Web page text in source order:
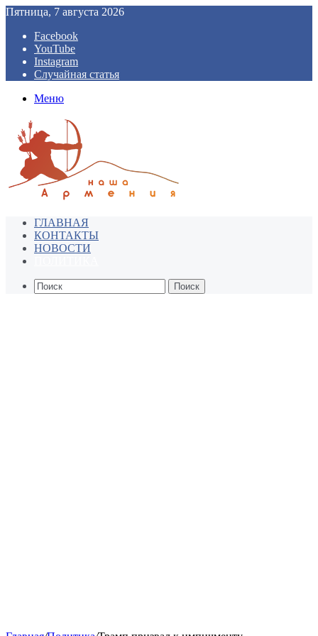
Пятница, 7 августа 2026
Facebook
YouTube
Instagram
Случайная статья
Меню
ГЛАВНАЯ
КОНТАКТЫ
НОВОСТИ
Поиск